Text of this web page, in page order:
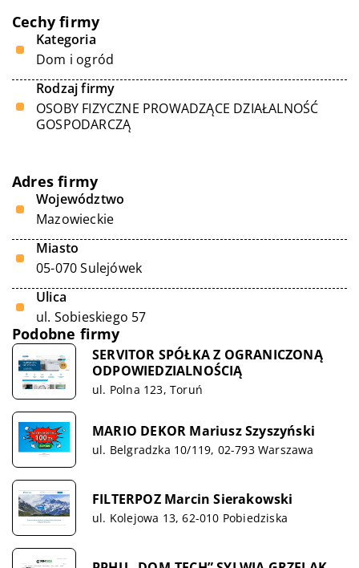
Cechy firmy
Kategoria
Dom i ogród
Rodzaj firmy
OSOBY FIZYCZNE PROWADZĄCE DZIAŁALNOŚĆ
GOSPODARCZĄ
Adres firmy
Województwo
Mazowieckie
Miasto
05-070 Sulejówek
Ulica
ul. Sobieskiego 57
Podobne firmy
SERVITOR SPÓŁKA Z OGRANICZONĄ
ODPOWIEDZIALNOŚCIĄ
ul. Polna 123, Toruń
MARIO DEKOR Mariusz Szyszyński
ul. Belgradzka 10/119, 02-793 Warszawa
FILTERPOZ Marcin Sierakowski
ul. Kolejowa 13, 62-010 Pobiedziska